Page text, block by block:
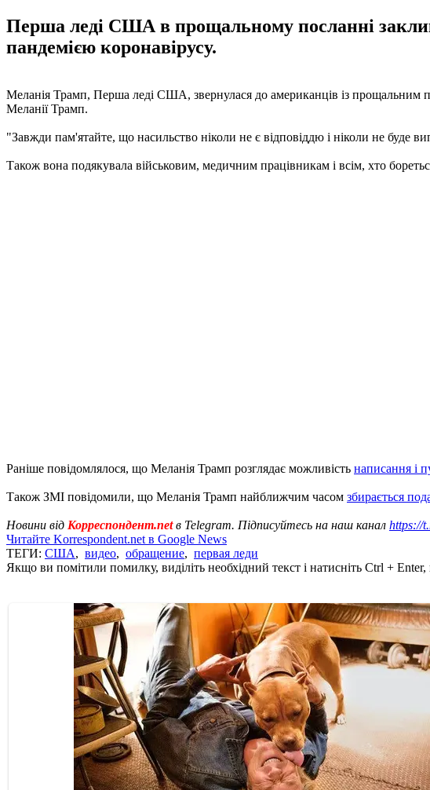
Перша леді США в прощальному посланні
пандемією коронавірусу.
Меланія Трамп, Перша леді США, звернулася до американців із прощальним
Меланії Трамп.
"Завжди пам'ятайте, що насильство ніколи не є відповіддю і ніколи не буде
Також вона подякувала військовим, медичним працівникам і всім, хто
Раніше повідомлялося, що Меланія Трамп розглядає можливість написання і
Також ЗМІ повідомили, що Меланія Трамп найближчим часом збирається
Новини від Корреспондент.netв Telegram. Підписуйтесь на наш канал https://
Читайте Korrespondent.net в Google News
ТЕГИ: США, видео, обращение, первая леди
Якщо ви помітили помилку, виділіть необхідний текст і натисніть Ctrl +